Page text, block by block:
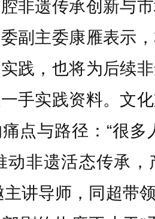
非遗传承创新与
副主委康雁表示
践，也将为后续
手实践资料。文
点与路径：“很多
动非遗活态传承
主讲导师，同超带